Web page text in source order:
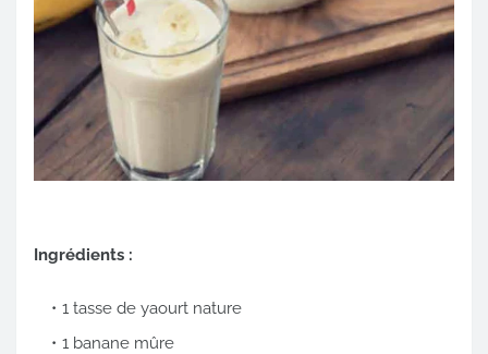
Ingrédients :
1 tasse de yaourt nature
1 banane mûre